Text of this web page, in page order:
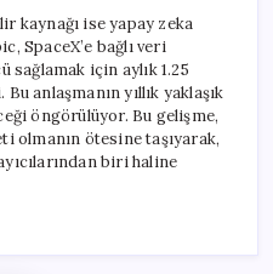
kaynağı ise yapay zeka
SpaceX’e bağlı veri
sağlamak için aylık 1.25
anlaşmanın yıllık yaklaşık
öngörülüyor. Bu gelişme,
olmanın ötesine taşıyarak,
biri haline